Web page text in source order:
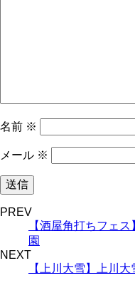
名前 ※
メール ※
PREV
【酒屋角打ちフェ
園
NEXT
【上川大雪】上川